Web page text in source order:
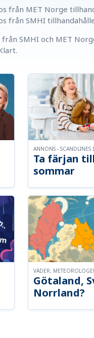
från MET Norge
från SMHI
SMHI och MET
Ta färjan
sommar
ANNONS - SCANDLINES
Götaland,
Norrland?
VÄDER,